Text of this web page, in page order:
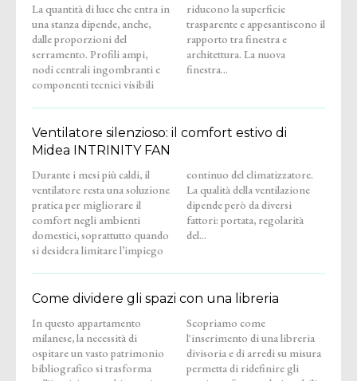
La quantità di luce che entra in
una stanza dipende, anche,
dalle proporzioni del
serramento. Profili ampi,
nodi centrali ingombranti e
componenti tecnici visibili
riducono la superficie
trasparente e appesantiscono il
rapporto tra finestra e
architettura. La nuova
finestra...
Ventilatore silenzioso: il comfort estivo di
Midea INTRINITY FAN
Durante i mesi più caldi, il
ventilatore resta una soluzione
pratica per migliorare il
comfort negli ambienti
domestici, soprattutto quando
si desidera limitare l’impiego
continuo del climatizzatore.
La qualità della ventilazione
dipende però da diversi
fattori: portata, regolarità
del...
Come dividere gli spazi con una libreria
In questo appartamento
milanese, la necessità di
ospitare un vasto patrimonio
bibliografico si trasforma
Scopriamo come
l'inserimento di una libreria
divisoria e di arredi su misura
permetta di ridefinire gli